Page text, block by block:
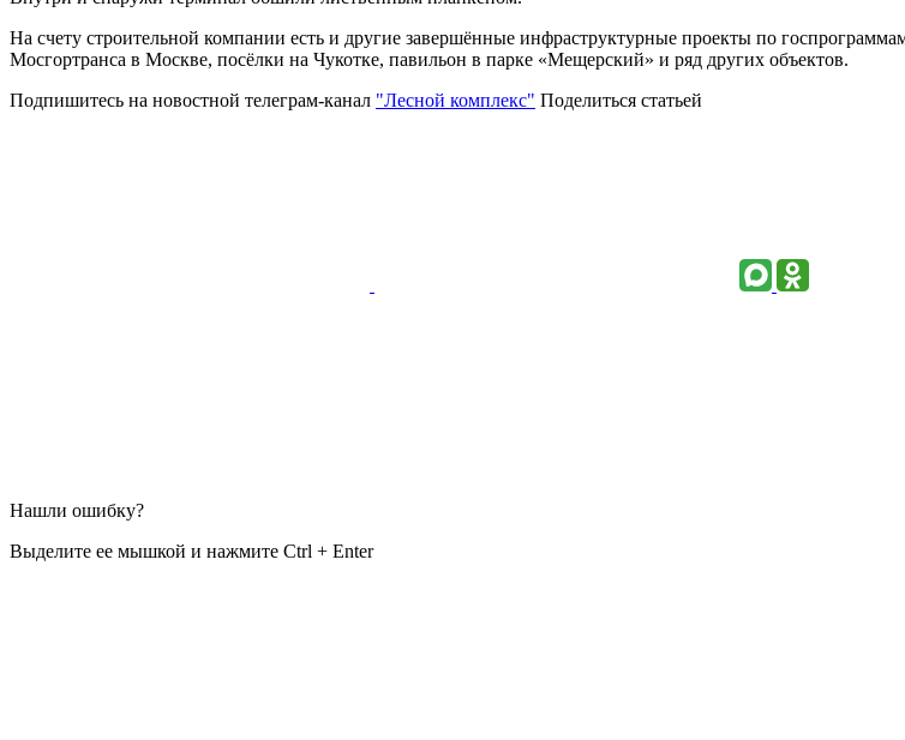
На счету строительной компании есть и другие завершённые инфраструктурные проекты по
Мосгортранса в Москве, посёлки на Чукотке, павильон в парке «Мещерский» и ряд других объектов.
Подпишитесь на новостной телеграм-канал "Лесной комплекс" Поделиться статьей
Нашли ошибку?
Выделите ее мышкой и нажмите Ctrl + Enter